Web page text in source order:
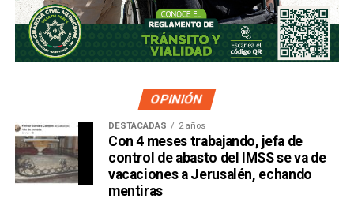
OPINIÓN
DESTACADAS 2 años
Con 4 meses trabajando, jefa de
control de abasto del IMSS se va de
vacaciones a Jerusalén, echando
mentiras